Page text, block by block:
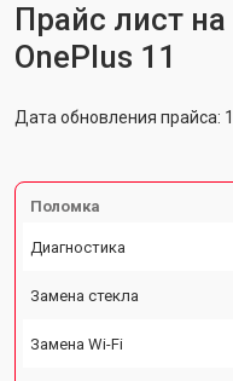
Прайс лист
OnePlus 11
Дата обновления прайса:
Поломка
Диагностика
Замена стекла
Замена Wi-Fi